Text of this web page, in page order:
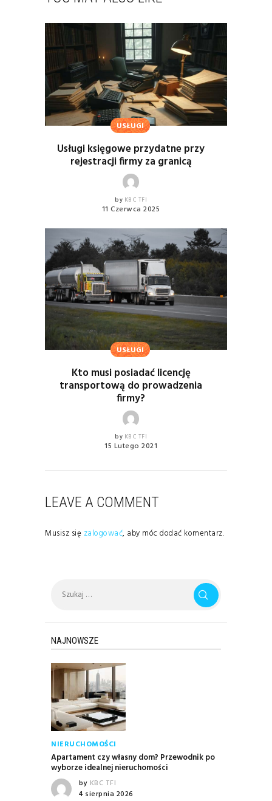
USŁUGI
Usługi księgowe przydatne przy
rejestracji firmy za granicą
by KBC TFI
11 Czerwca 2025
USŁUGI
Kto musi posiadać licencję
transportową do prowadzenia
firmy?
by KBC TFI
15 Lutego 2021
LEAVE A COMMENT
Musisz się zalogować, aby móc dodać komentarz.
NAJNOWSZE
NIERUCHOMOŚCI
Apartament czy własny dom? Przewodnik po
wyborze idealnej nieruchomości
by KBC TFI
4 sierpnia 2026